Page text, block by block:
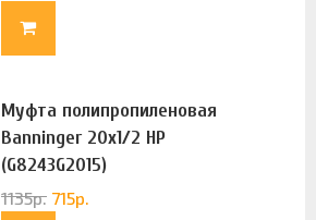
Муфта полипропиленовая
Banninger 20х1/2 НР
(G8243G2015)
1135р. 715р.